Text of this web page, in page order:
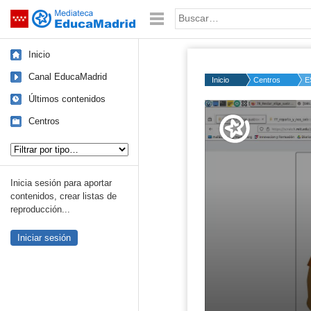
Saltar navegación Palabra o frase:
Inicio
Canal EducaMadrid
Últimos contenidos
Centros
Inicia sesión para aportar
contenidos, crear listas de
reproducción...
Iniciar sesión
Inicio Centros
Volume
50%